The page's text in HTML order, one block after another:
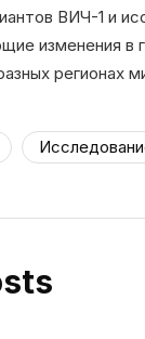
ВИЧ-1 и
изменения в
регионах